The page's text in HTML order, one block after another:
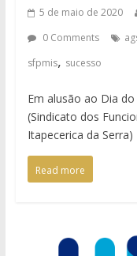
5 de maio de 2020
0 Comments
sfpmis, sucesso
Em alusão ao Dia
(Sindicato dos
Itapecerica da Serra)
Read more